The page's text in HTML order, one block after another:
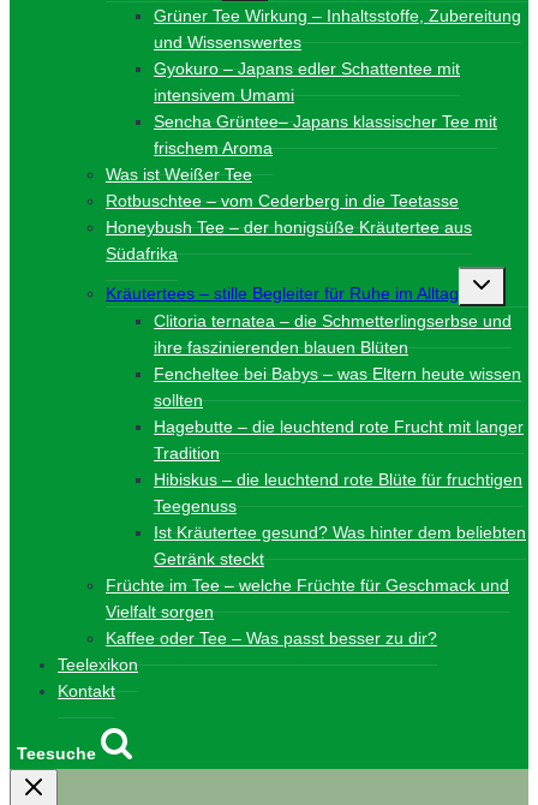
Grüner Tee Wirkung – Inhaltsstoffe, Zubereitung
und Wissenswertes
Gyokuro – Japans edler Schattentee mit
intensivem Umami
Sencha Grüntee– Japans klassischer Tee mit
frischem Aroma
Was ist Weißer Tee
Rotbuschtee – vom Cederberg in die Teetasse
Honeybush Tee – der honigsüße Kräutertee aus
Südafrika
Kräutertees – stille Begleiter für Ruhe im Alltag
Clitoria ternatea – die Schmetterlingserbse und
ihre faszinierenden blauen Blüten
Fencheltee bei Babys – was Eltern heute wissen
sollten
Hagebutte – die leuchtend rote Frucht mit langer
Tradition
Hibiskus – die leuchtend rote Blüte für fruchtigen
Teegenuss
Ist Kräutertee gesund? Was hinter dem beliebten
Getränk steckt
Früchte im Tee – welche Früchte für Geschmack und
Vielfalt sorgen
Kaffee oder Tee – Was passt besser zu dir?
Teelexikon
Kontakt
Teesuche